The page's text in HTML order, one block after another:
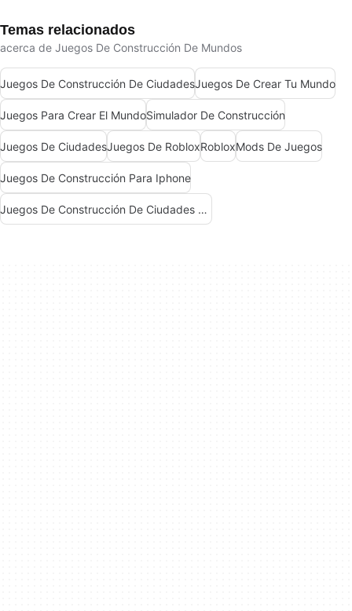
Temas relacionados
acerca de Juegos De Construcción De Mundos
Juegos De Construcción De CiudadesJuegos De Crear Tu Mundo
Juegos Para Crear El MundoSimulador De Construcción
Juegos De CiudadesJuegos De RobloxRobloxMods De Juegos
Juegos De Construcción Para Iphone
Juegos De Construcción De Ciudades Para Windows